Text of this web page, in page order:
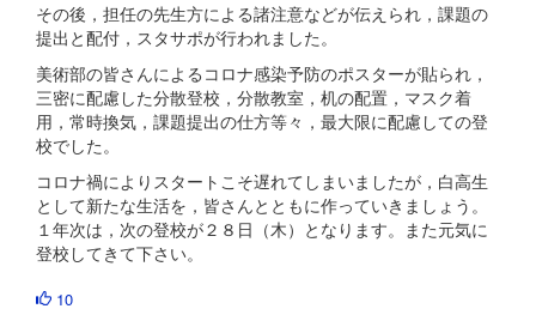
その後，担任の先生方による諸注意などが伝えられ，課題の
提出と配付，スタサポが行われました。
美術部の皆さんによるコロナ感染予防のポスターが貼られ，
三密に配慮した分散登校，分散教室，机の配置，マスク着
用，常時換気，課題提出の仕方等々，最大限に配慮しての登
校でした。
コロナ禍によりスタートこそ遅れてしまいましたが，白高生
として新たな生活を，皆さんとともに作っていきましょう。
１年次は，次の登校が２８日（木）となります。また元気に
登校してきて下さい。
10